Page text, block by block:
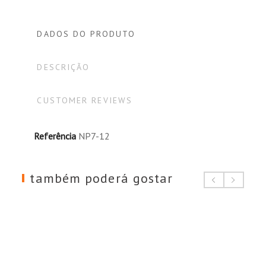
DADOS DO PRODUTO
DESCRIÇÃO
CUSTOMER REVIEWS
Referência NP7-12
também poderá gostar